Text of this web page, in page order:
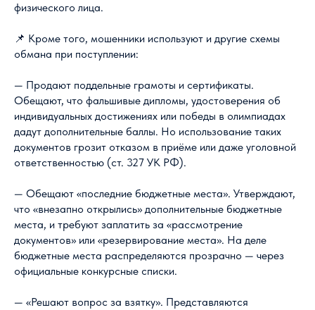
физического лица.
📌 Кроме того, мошенники используют и другие схемы
обмана при поступлении:
— Продают поддельные грамоты и сертификаты.
Обещают, что фальшивые дипломы, удостоверения об
индивидуальных достижениях или победы в олимпиадах
дадут дополнительные баллы. Но использование таких
документов грозит отказом в приёме или даже уголовной
ответственностью (ст. 327 УК РФ).
— Обещают «последние бюджетные места». Утверждают,
что «внезапно открылись» дополнительные бюджетные
места, и требуют заплатить за «рассмотрение
документов» или «резервирование места». На деле
бюджетные места распределяются прозрачно — через
официальные конкурсные списки.
— «Решают вопрос за взятку». Представляются